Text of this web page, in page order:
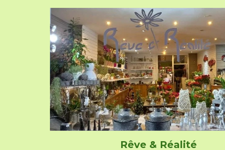
Rêve & Réalité